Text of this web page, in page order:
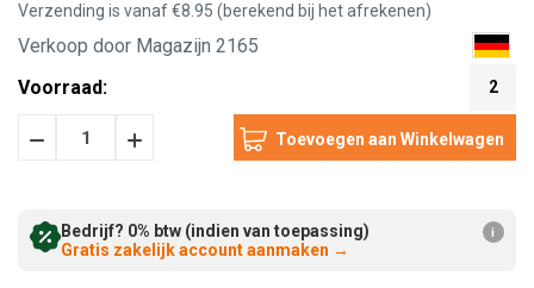
Verzending is vanaf €8.95 (berekend bij het afrekenen)
Verkoop door Magazijn 2165
Voorraad:
2
HoeveelheidHoeveelheid
Bedrijf? 0% btw (indien van toepassing)
Gratis zakelijk account aanmaken →
i